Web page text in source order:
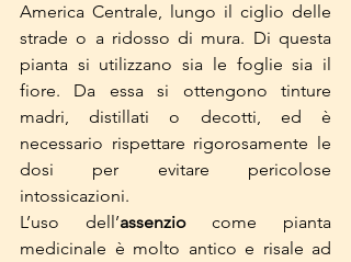
America Centrale, lungo il ciglio delle
strade o a ridosso di mura. Di questa
pianta si utilizzano sia le foglie sia il
fiore. Da essa si ottengono tinture
madri, distillati o decotti, ed è
necessario rispettare rigorosamente le
dosi per evitare pericolose
intossicazioni.
L’uso dell’assenzio come pianta
medicinale è molto antico e risale ad